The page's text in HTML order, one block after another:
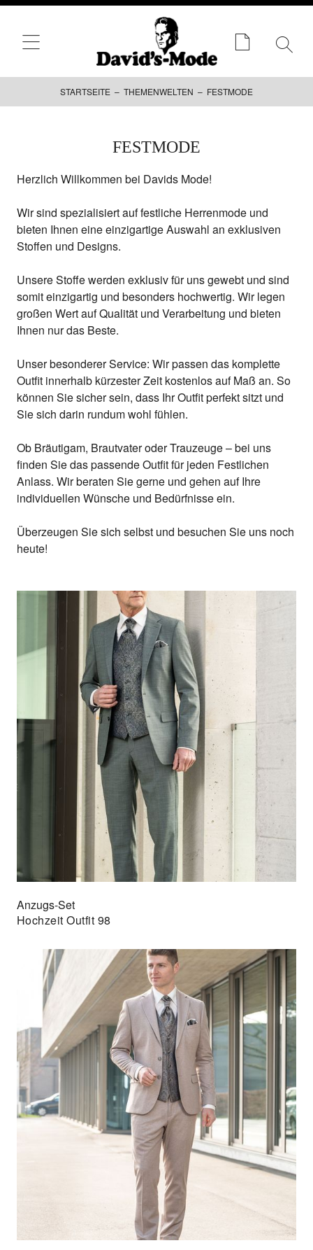
springen
STARTSEITE – THEMENWELTEN – FESTMODE
FESTMODE
Herzlich Willkommen bei Davids Mode!
Wir sind spezialisiert auf festliche Herrenmode und
bieten Ihnen eine einzigartige Auswahl an exklusiven
Stoffen und Designs.
Unsere Stoffe werden exklusiv für uns gewebt und sind
somit einzigartig und besonders hochwertig. Wir legen
großen Wert auf Qualität und Verarbeitung und bieten
Ihnen nur das Beste.
Unser besonderer Service: Wir passen das komplette
Outfit innerhalb kürzester Zeit kostenlos auf Maß an. So
können Sie sicher sein, dass Ihr Outfit perfekt sitzt und
Sie sich darin rundum wohl fühlen.
Ob Bräutigam, Brautvater oder Trauzeuge – bei uns
finden Sie das passende Outfit für jeden Festlichen
Anlass. Wir beraten Sie gerne und gehen auf Ihre
individuellen Wünsche und Bedürfnisse ein.
Überzeugen Sie sich selbst und besuchen Sie uns noch
heute!
Anzugs-Set
Hochzeit Outfit 98